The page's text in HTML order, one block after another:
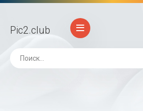
Pic2.club